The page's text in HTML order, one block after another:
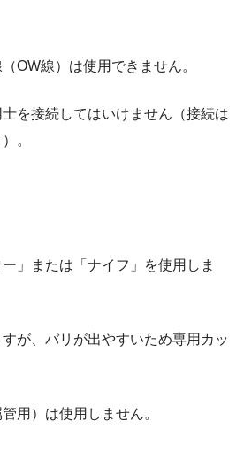
OW線）は使用できません。
を接続してはいけません（接続は
。
ー」または「ナイフ」を使用しま
が、バリが出やすいため専用カッ
用）は使用しません。